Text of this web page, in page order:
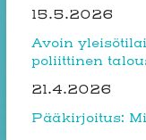
15.5.2026
Avoin
poliittinen
21.4.2026
Pääkirjoitus: